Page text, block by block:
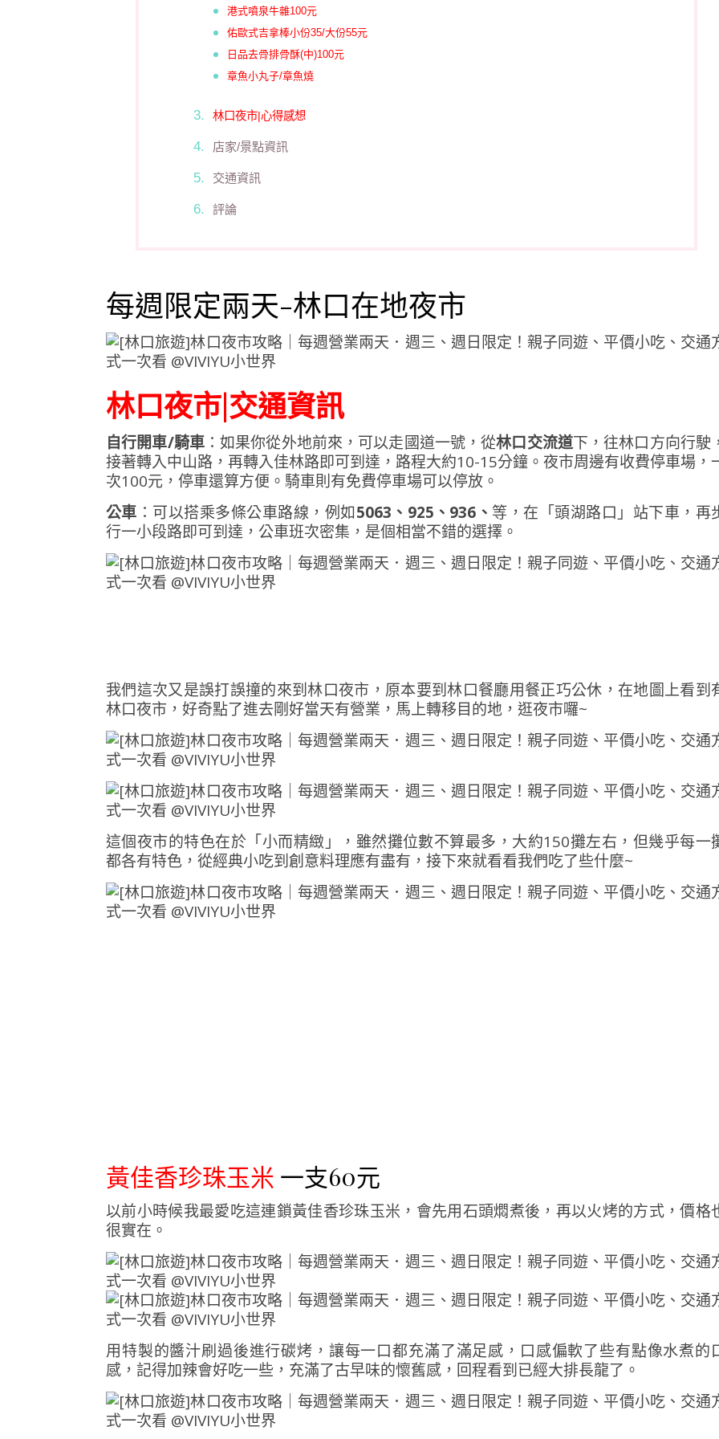
港式噴泉牛雜100元
佑歐式吉拿棒小份35/大份55元
日品去骨排骨酥(中)100元
章魚小丸子/章魚燒
林口夜市|心得感想
店家/景點資訊
交通資訊
評論
每週限定兩天-林口在地夜市
林口夜市|交通資訊
自行開車/騎車：如果你從外地前來，可以走國道一號，從林口交流道下，往林口方向行駛
接著轉入中山路，再轉入佳林路即可到達，路程大約10-15分鐘。夜市周邊有收費停車場，
次100元，停車還算方便。騎車則有免費停車場可以停放。
公車 ：可以搭乘多條公車路線，例如5063、925、936、 等，在「頭湖路口」站下車，再
行一小段路即可到達，公車班次密集，是個相當不錯的選擇。
我們這次又是誤打誤撞的來到林口夜市，原本要到林口餐廳用餐正巧公休，在地圖上看到
林口夜市，好奇點了進去剛好當天有營業，馬上轉移目的地，逛夜市囉~
這個夜市的特色在於「小而精緻」，雖然攤位數不算最多，大約150攤左右，但幾乎每一
都各有特色，從經典小吃到創意料理應有盡有，接下來就看看我們吃了些什麼~
黃佳香珍珠玉米 一支60元
以前小時候我最愛吃這連鎖黃佳香珍珠玉米，會先用石頭燜煮後，再以火烤的方式，價格
很實在。
用特製的醬汁刷過後進行碳烤，讓每一口都充滿了滿足感，口感偏軟了些有點像水煮的
感，記得加辣會好吃一些，充滿了古早味的懷舊感，回程看到已經大排長龍了。